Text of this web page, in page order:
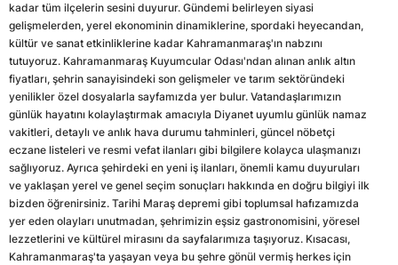
kadar tüm ilçelerin sesini duyurur. Gündemi belirleyen siyasi
gelişmelerden, yerel ekonominin dinamiklerine, spordaki heyecandan,
kültür ve sanat etkinliklerine kadar Kahramanmaraş'ın nabzını
tutuyoruz. Kahramanmaraş Kuyumcular Odası'ndan alınan anlık altın
fiyatları, şehrin sanayisindeki son gelişmeler ve tarım sektöründeki
yenilikler özel dosyalarla sayfamızda yer bulur. Vatandaşlarımızın
günlük hayatını kolaylaştırmak amacıyla Diyanet uyumlu günlük namaz
vakitleri, detaylı ve anlık hava durumu tahminleri, güncel nöbetçi
eczane listeleri ve resmi vefat ilanları gibi bilgilere kolayca ulaşmanızı
sağlıyoruz. Ayrıca şehirdeki en yeni iş ilanları, önemli kamu duyuruları
ve yaklaşan yerel ve genel seçim sonuçları hakkında en doğru bilgiyi ilk
bizden öğrenirsiniz. Tarihi Maraş depremi gibi toplumsal hafızamızda
yer eden olayları unutmadan, şehrimizin eşsiz gastronomisini, yöresel
lezzetlerini ve kültürel mirasını da sayfalarımıza taşıyoruz. Kısacası,
Kahramanmaraş'ta yaşayan veya bu şehre gönül vermiş herkes için